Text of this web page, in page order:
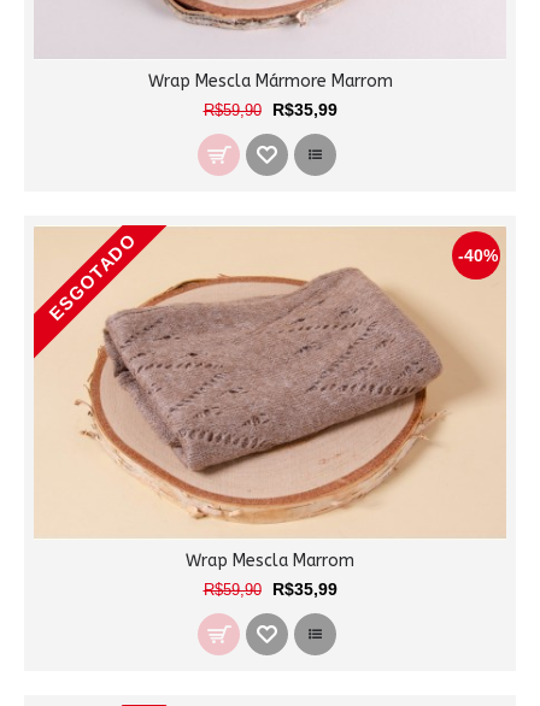
Wrap Mescla Mármore Marrom
R$59,90 R$35,99
-40%
ESGOTADO
Wrap Mescla Marrom
R$59,90 R$35,99